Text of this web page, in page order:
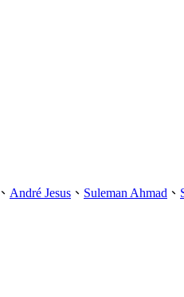
、 André Jesus 、 Suleman Ahmad 、